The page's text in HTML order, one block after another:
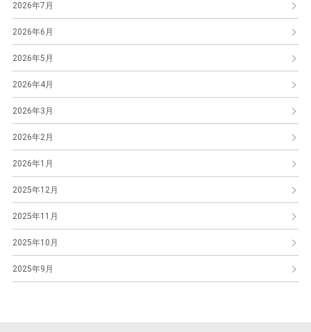
2026年7月
2026年6月
2026年5月
2026年4月
2026年3月
2026年2月
2026年1月
2025年12月
2025年11月
2025年10月
2025年9月